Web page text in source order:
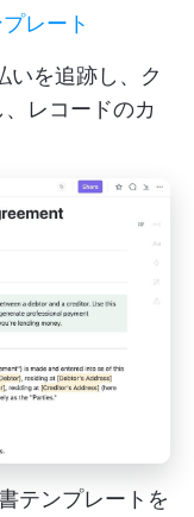
レート
いを追跡し、ク
レコードのカ
テンプレートを